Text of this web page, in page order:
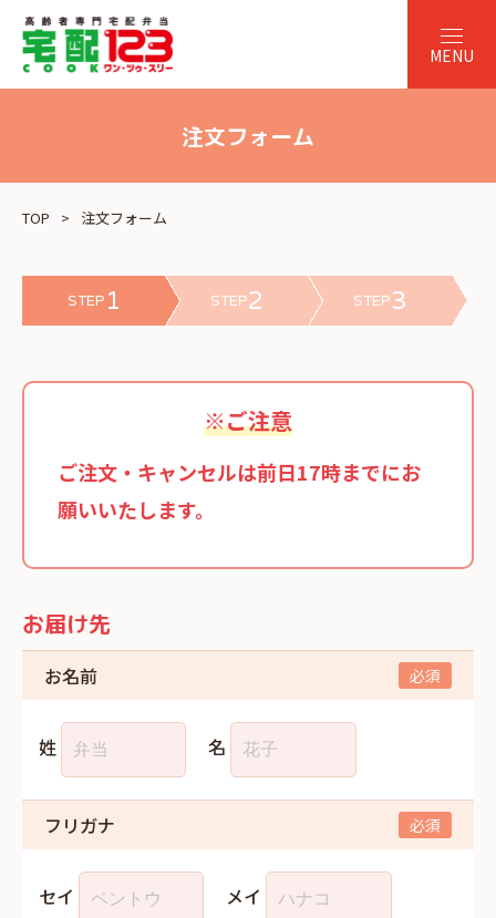
注文フォーム
TOP 注文フォーム
STEP 1 STEP2 STEP3
※ご注意
ご注文・キャンセルは前日17時までにお
願いいたします。
お届け先
お名前
姓 名
フリガナ
セイ メイ